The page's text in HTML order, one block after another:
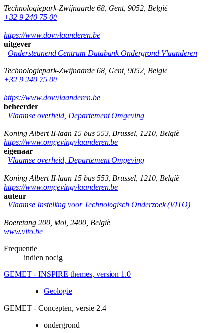
Technologiepark-Zwijnaarde 68 Gent, 9052 België
+32 9 240 75 00
https://www.dov.vlaanderen.be
uitgever
Ondersteunend Centrum Databank Ondergrond Vlaanderen
Technologiepark-Zwijnaarde 68 Gent, 9052 België
+32 9 240 75 00
https://www.dov.vlaanderen.be
beheerder
Vlaamse overheid, Departement Omgeving
Koning Albert II-laan 15 bus 553 Brussel 1210 België
https://www.omgevingvlaanderen.be
eigenaar
Vlaamse overheid, Departement Omgeving
Koning Albert II-laan 15 bus 553 Brussel 1210 België
https://www.omgevingvlaanderen.be
auteur
Vlaamse Instelling voor Technologisch Onderzoek (VITO)
Boeretang 200 Mol 2400 België
www.vito.be
Frequentie
indien nodig
GEMET - INSPIRE themes, version 1.0
Geologie
GEMET - Concepten, versie 2.4
ondergrond